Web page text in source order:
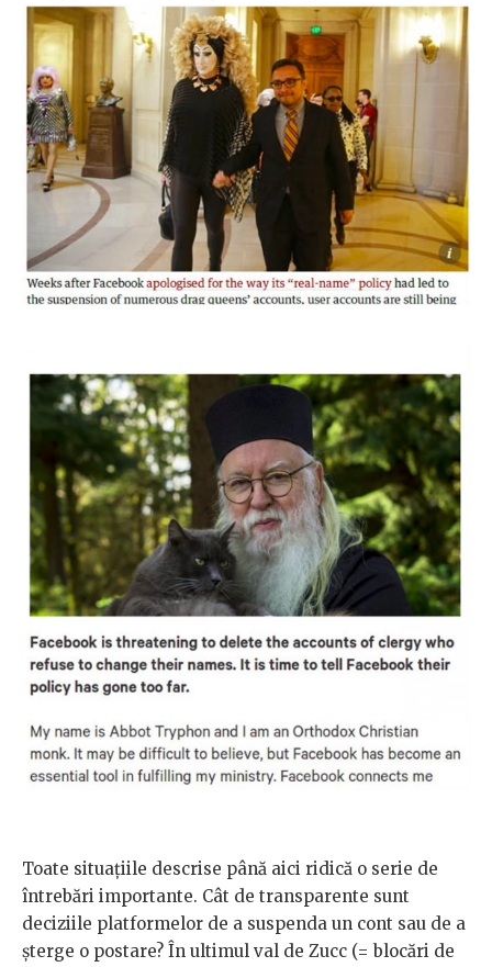
Toate situațiile descrise până aici ridică o serie de
întrebări importante. Cât de transparente sunt
deciziile platformelor de a suspenda un cont sau de a
șterge o postare? În ultimul val de Zucc (= blocări de